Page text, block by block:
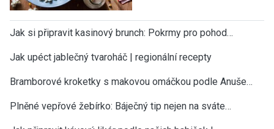
Jak si připravit kasinový brunch: Pokrmy pro pohod…
Jak upéct jablečný tvaroháč | regionální recepty
Bramborové kroketky s makovou omáčkou podle Anuše…
Plněné vepřové žebírko: Báječný tip nejen na sváte…